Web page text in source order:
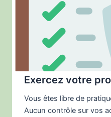
Exercez votre
Vous êtes libre de
Aucun contrôle sur vos